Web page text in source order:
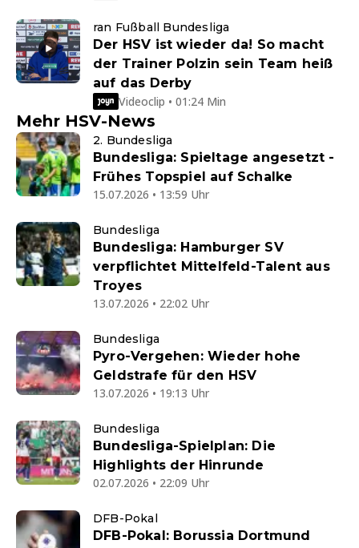
ran Fußball Bundesliga
Der HSV ist wieder da! So macht
der Trainer Polzin sein Team heiß
auf das Derby
Videoclip • 01:24 Min
Mehr HSV-News
2. Bundesliga
Bundesliga: Spieltage angesetzt -
Frühes Topspiel auf Schalke
15.07.2026 • 13:59 Uhr
Bundesliga
Bundesliga: Hamburger SV
verpflichtet Mittelfeld-Talent aus
Troyes
13.07.2026 • 22:02 Uhr
Bundesliga
Pyro-Vergehen: Wieder hohe
Geldstrafe für den HSV
13.07.2026 • 19:13 Uhr
Bundesliga
Bundesliga-Spielplan: Die
Highlights der Hinrunde
02.07.2026 • 22:09 Uhr
DFB-Pokal
DFB-Pokal: Borussia Dortmund